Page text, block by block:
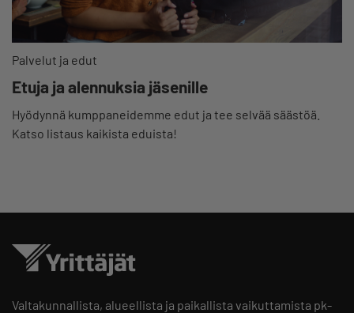
Palvelut ja edut
Etuja ja alennuksia jäsenille
Hyödynnä kumppaneidemme edut ja tee selvää säästöä.
Katso listaus kaikista eduista!
Valtakunnallista, alueellista ja paikallista vaikuttamista pk-